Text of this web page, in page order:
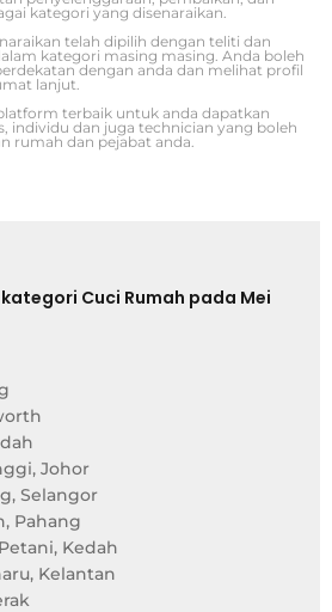
kategori yang disenaraikan.
telah dipilih dengan teliti dan
kategori masing masing. Anda boleh
dengan anda dan melihat profil
lanjut.
terbaik untuk anda dapatkan
individu dan juga technician yang boleh
rumah dan pejabat anda.
Cuci Rumah pada Mei
Johor
Selangor
Pahang
Kedah
Kelantan